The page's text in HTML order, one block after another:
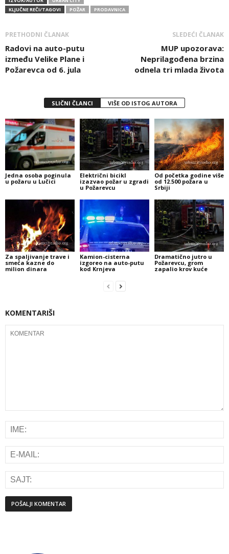
KLJUČNE REČI/TAGOVI
POŽAR PRODAVNICA
PRETHODNI ČLANAK
Radovi na auto-putu
između Velike Plane i
Požarevca od 6. jula
SLEDEĆI ČLANAK
MUP upozorava:
Neprilagođena brzina
odnela tri mlada života
SLIČNI ČLANCI VIŠE OD ISTOG AUTORA
Jedna osoba poginula
u požaru u Lučici
Električni bicikl
izazvao požar u zgradi
u Požarevcu
Od početka godine više
od 12.500 požara u
Srbiji
Za spaljivanje trave i
smeća kazne do
milion dinara
Kamion-cisterna
izgoreo na auto-putu
kod Krnjeva
Dramatično jutro u
Požarevcu, grom
zapalio krov kuće
KOMENTARIŠI